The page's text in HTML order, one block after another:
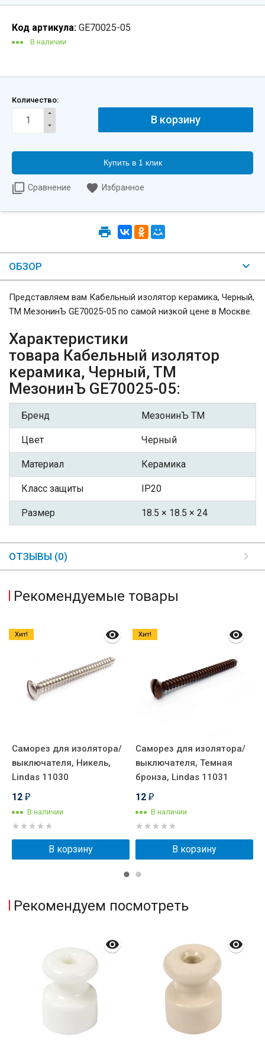
Код артикула: GE70025-05
В наличии
Количество:
Купить в 1 клик
Сравнение Избранное
ОБЗОР
Представляем вам Кабельный изолятор керамика, Черный,
ТМ МезонинЪ GE70025-05 по самой низкой цене в Москве.
Характеристики
товара Кабельный изолятор
керамика, Черный, ТМ
МезонинЪ GE70025-05:
Бренд МезонинЪ ТМ
Цвет Черный
Материал Керамика
Класс защиты IP20
Размер 18.5 × 18.5 × 24
ОТЗЫВЫ (0)
Рекомендуемые товары
Саморез для изолятора/
выключателя, Никель,
Lindas 11030
12 ₽
В наличии
В корзину
Хит!
Саморез для изолятора/
выключателя, Темная
бронза, Lindas 11031
12 ₽
В наличии
В корзину
Хит!
Рекомендуем посмотреть